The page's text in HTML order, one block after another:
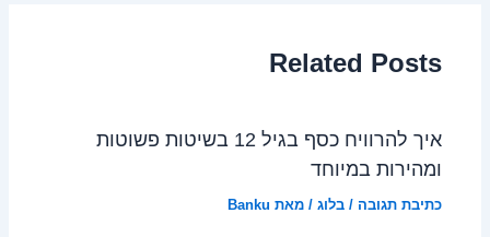
Related Posts
איך להרוויח כסף בגיל 12 בשיטות פשוטות
ומהירות במיוחד
כתיבת תגובה /בלוג / מאת Banku